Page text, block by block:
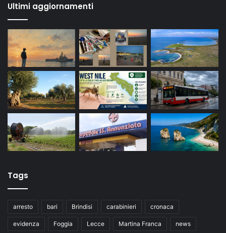
Ultimi aggiornamenti
Tags
arresto bari Brindisi carabinieri cronaca
evidenza Foggia Lecce Martina Franca news